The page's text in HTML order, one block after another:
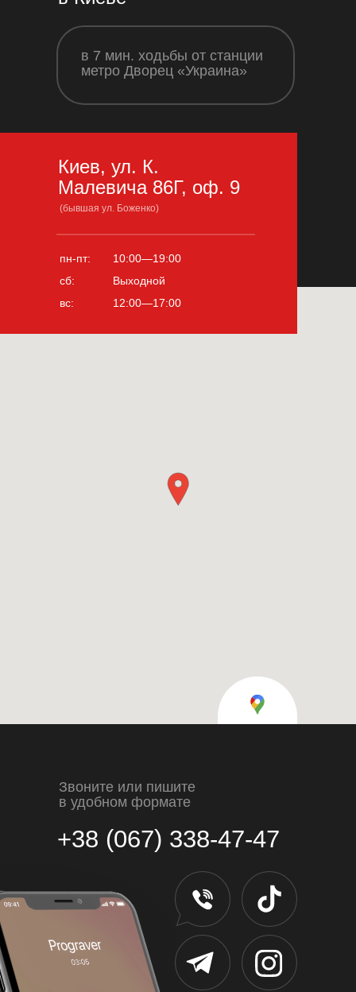
в 7 мин. ходьбы от станции
метро Дворец «Украина»
Киев, ул. К.
Малевича 86Г, оф. 9
пн-пт:
сб:
вс:
(бывшая ул. Боженко)
10:00—19:00
Выходной
12:00—17:00
+38 (067) 338-47-47
Звоните или пишите
в удобном формате